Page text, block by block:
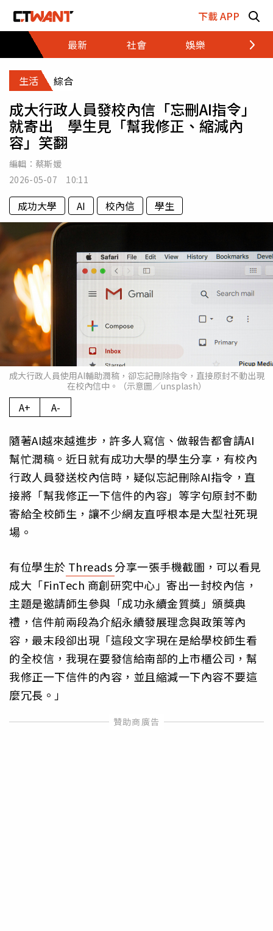
下載 APP
最新
社會 娛樂 財經
生活 綜合
成大行政人員發校內信「忘刪AI指令」
就寄出 學生見「幫我修正、縮減內
容」笑翻
編輯： 蔡斯媛
2026-05-07 10:11
成功大學 AI 校內信 學生
成大行政人員使用AI輔助潤稿，卻忘記刪除指令，直接原封不動出現
在校內信中。（示意圖／unsplash）
A+ A-
隨著AI越來越進步，許多人寫信、做報告都會請AI
幫忙潤稿。近日就有成功大學的學生分享，有校內
行政人員發送校內信時，疑似忘記刪除AI指令，直
接將「幫我修正一下信件的內容」等字句原封不動
寄給全校師生，讓不少網友直呼根本是大型社死現
場。
有位學生於 Threads分享一張手機截圖，可以看見
成大「FinTech 商創研究中心」寄出一封校內信，
主題是邀請師生參與「成功永續金質獎」頒獎典
禮，信件前兩段為介紹永續發展理念與政策等內
容，最末段卻出現「這段文字現在是給學校師生看
的全校信，我現在要發信給南部的上市櫃公司，幫
我修正一下信件的內容，並且縮減一下內容不要這
麼冗長。」